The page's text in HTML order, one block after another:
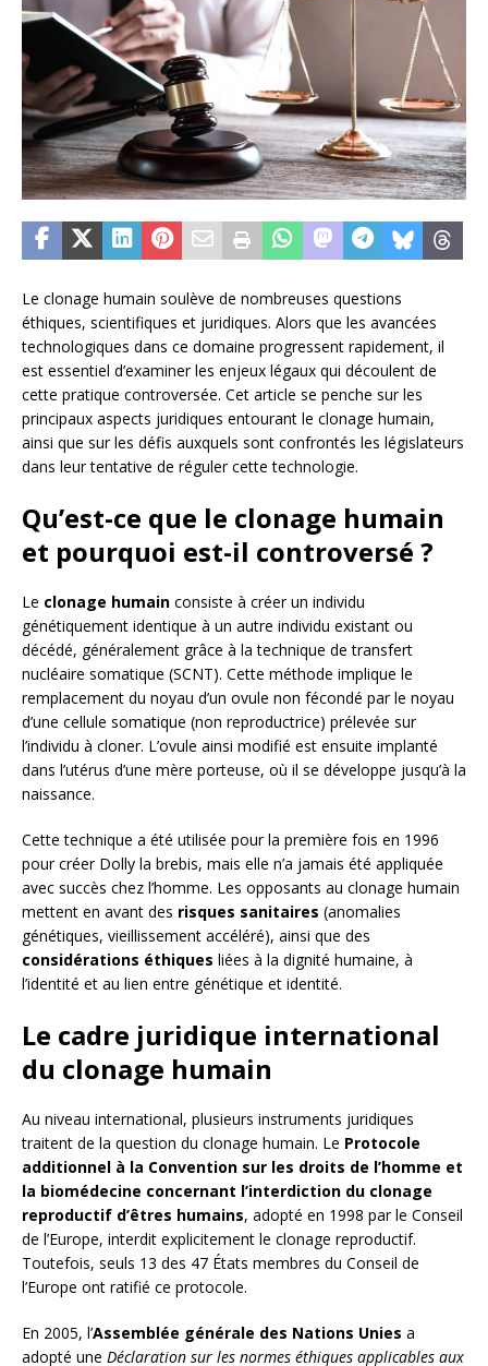
Le clonage humain soulève de nombreuses questions
éthiques, scientifiques et juridiques. Alors que les avancées
technologiques dans ce domaine progressent rapidement, il
est essentiel d’examiner les enjeux légaux qui découlent de
cette pratique controversée. Cet article se penche sur les
principaux aspects juridiques entourant le clonage humain,
ainsi que sur les défis auxquels sont confrontés les législateurs
dans leur tentative de réguler cette technologie.
Qu’est-ce que le clonage humain
et pourquoi est-il controversé ?
Le clonage humain consiste à créer un individu
génétiquement identique à un autre individu existant ou
décédé, généralement grâce à la technique de transfert
nucléaire somatique (SCNT). Cette méthode implique le
remplacement du noyau d’un ovule non fécondé par le noyau
d’une cellule somatique (non reproductrice) prélevée sur
l’individu à cloner. L’ovule ainsi modifié est ensuite implanté
dans l’utérus d’une mère porteuse, où il se développe jusqu’à la
naissance.
Cette technique a été utilisée pour la première fois en 1996
pour créer Dolly la brebis, mais elle n’a jamais été appliquée
avec succès chez l’homme. Les opposants au clonage humain
mettent en avant des risques sanitaires (anomalies
génétiques, vieillissement accéléré), ainsi que des
considérations éthiques liées à la dignité humaine, à
l’identité et au lien entre génétique et identité.
Le cadre juridique international
du clonage humain
Au niveau international, plusieurs instruments juridiques
traitent de la question du clonage humain. Le Protocole
additionnel à la Convention sur les droits de l’homme et
la biomédecine concernant l’interdiction du clonage
reproductif d’êtres humains, adopté en 1998 par le Conseil
de l’Europe, interdit explicitement le clonage reproductif.
Toutefois, seuls 13 des 47 États membres du Conseil de
l’Europe ont ratifié ce protocole.
En 2005, l’Assemblée générale des Nations Unies a
adopté une Déclaration sur les normes éthiques applicables aux